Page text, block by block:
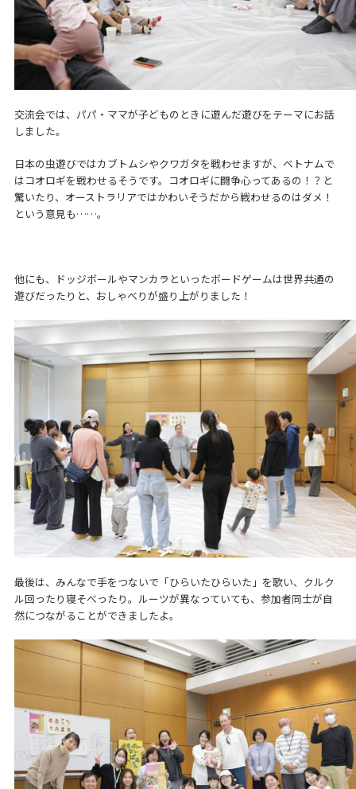
交流会では、パパ・ママが子どものときに遊んだ遊びをテーマにお話
しました。
日本の虫遊びではカブトムシやクワガタを戦わせますが、ベトナムで
はコオロギを戦わせるそうです。コオロギに闘争心ってあるの！？と
驚いたり、オーストラリアではかわいそうだから戦わせるのはダメ！
という意見も……。
他にも、ドッジボールやマンカラといったボードゲームは世界共通の
遊びだったりと、おしゃべりが盛り上がりました！
最後は、みんなで手をつないで「ひらいたひらいた」を歌い、クルク
ル回ったり寝そべったり。ルーツが異なっていても、参加者同士が自
然につながることができましたよ。